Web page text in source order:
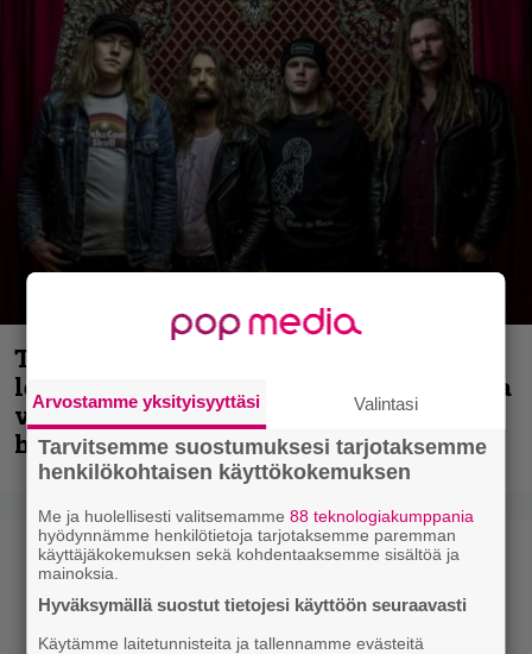
Thrash ’n’ roll -yhtye Madred ryydittää
levyjulkaisua keikkareissulla kuvatulla
videolla – ”Oltiin pakussa kusihädässä
helvetin väsyneenä…”
Arvostamme yksityisyyttäsi Valintasi
Tarvitsemme suostumuksesi tarjotaksemme
henkilökohtaisen käyttökokemuksen
Me ja huolellisesti valitsemamme88 teknologiakumppania
hyödynnämme henkilötietoja tarjotaksemme paremman
käyttäjäkokemuksen sekä kohdentaaksemme sisältöä ja
mainoksia.
Hyväksymällä suostut tietojesi käyttöön seuraavasti
Käytämme laitetunnisteita ja tallennamme evästeitä